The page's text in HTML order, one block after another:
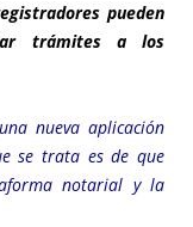
pueden
trámites a los
nueva aplicación
se trata es de que
notarial y la